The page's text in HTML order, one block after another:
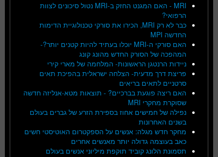
MRI - האם המגנט החזק ב-MRI נטול סיכונים לצוות
הרפואי?
כבר לא רק MRI, הכירו את סורקי טכנולוגיית הדימות
החדשה MPI
האם סורקי ה-MRI יוכלו בעתיד להיות קטנים יותר?-
המהפכה של הסורק החדש מהונג קונג
ניידות הרנטגן הראשונות- המלחמה של מארי קירי
פריצת דרך מדעית- הצלחה ישראלית בהפיכת תאים
סרטניים לתאים בריאים
האם ריצה פוגעת בברכיים? - תוצאות מטא-אנליזה חדשה
שסוקרת מחקרי MRI
נפילה של חמישים אחוז בספירת הזרע של גברים בעולם
בשנים האחרונות
מחקר חדש מגלה: אנשים על הספקטרום האוטיסטי חשים
כאב בעוצמה גדולה יותר מאנשים אחרים
תסמונת הלונג קוביד תוקפת מיליוני אנשים בעולם